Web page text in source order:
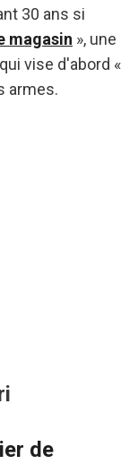
30 ans si
magasin », une
vise d'abord «
armes.
de